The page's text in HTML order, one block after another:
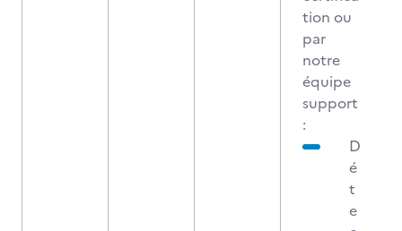
tion ou
par
notre
équipe
support
:
D
é
t
e